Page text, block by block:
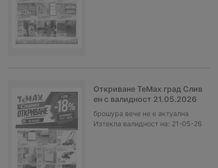
Откриване TeMax град Слив
ен с валидност 21.05.2026
брошура вече не е актуална
Изтекла валидност на: 21-05-26